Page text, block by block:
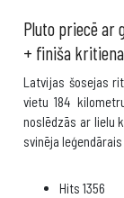
Pluto priecē ar
+ finiša
Latvijas šosejas
vietu 184
noslēdzās ar lielu
svinēja
Hits 1356